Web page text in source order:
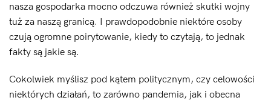
nasza gospodarka mocno odczuwa również skutki wojny
tuż za naszą granicą. I prawdopodobnie niektóre osoby
czują ogromne poirytowanie, kiedy to czytają, to jednak
fakty są jakie są.
Cokolwiek myślisz pod kątem politycznym, czy celowości
niektórych działań, to zarówno pandemia, jak i obecna